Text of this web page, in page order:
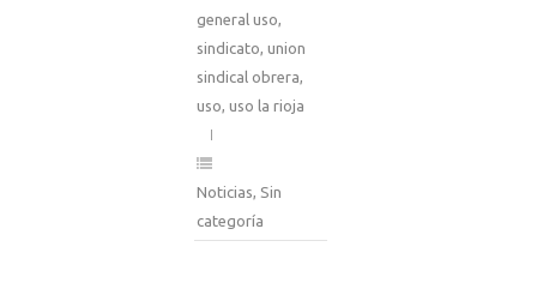
general uso,
sindicato, union
sindical obrera,
uso, uso la rioja
Noticias, Sin
categoría